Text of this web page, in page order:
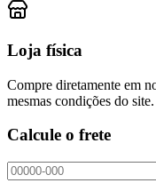
Loja física
Compre diretamente em
mesmas condições do site.
Calcule o frete